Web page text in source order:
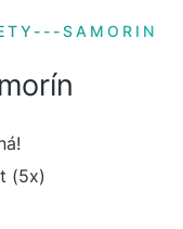
SAMORIN
(5x)